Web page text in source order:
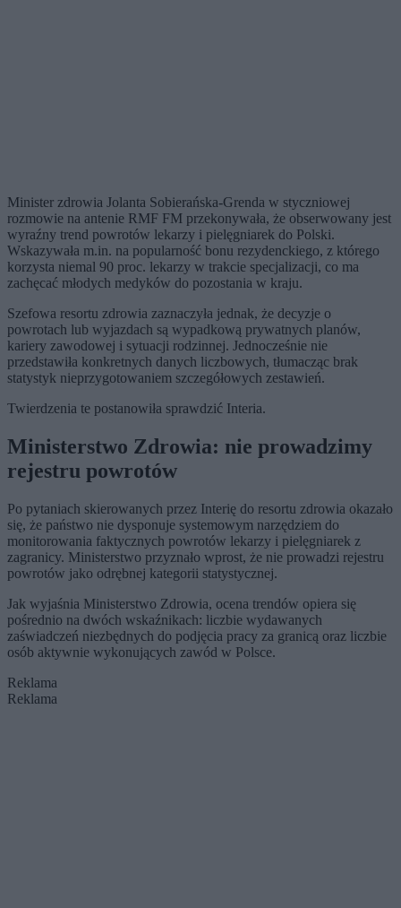
Minister zdrowia Jolanta Sobierańska-Grenda w styczniowej
rozmowie na antenie RMF FM przekonywała, że obserwowany jest
wyraźny trend powrotów lekarzy i pielęgniarek do Polski.
Wskazywała m.in. na popularność bonu rezydenckiego, z którego
korzysta niemal 90 proc. lekarzy w trakcie specjalizacji, co ma
zachęcać młodych medyków do pozostania w kraju.
Szefowa resortu zdrowia zaznaczyła jednak, że decyzje o
powrotach lub wyjazdach są wypadkową prywatnych planów,
kariery zawodowej i sytuacji rodzinnej. Jednocześnie nie
przedstawiła konkretnych danych liczbowych, tłumacząc brak
statystyk nieprzygotowaniem szczegółowych zestawień.
Twierdzenia te postanowiła sprawdzić Interia.
Ministerstwo Zdrowia: nie prowadzimy
rejestru powrotów
Po pytaniach skierowanych przez Interię do resortu zdrowia okazało
się, że państwo nie dysponuje systemowym narzędziem do
monitorowania faktycznych powrotów lekarzy i pielęgniarek z
zagranicy. Ministerstwo przyznało wprost, że nie prowadzi rejestru
powrotów jako odrębnej kategorii statystycznej.
Jak wyjaśnia Ministerstwo Zdrowia, ocena trendów opiera się
pośrednio na dwóch wskaźnikach: liczbie wydawanych
zaświadczeń niezbędnych do podjęcia pracy za granicą oraz liczbie
osób aktywnie wykonujących zawód w Polsce.
Reklama
Reklama